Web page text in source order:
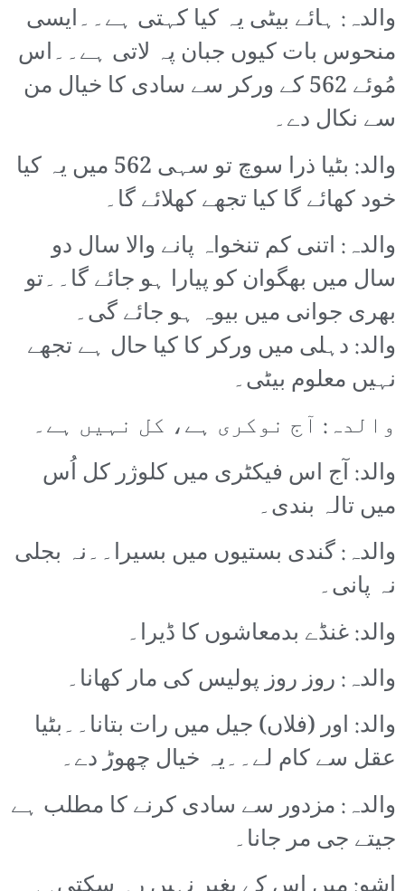
والدہ: ہائے بیٹی یہ کیا کہتی ہے۔۔ایسی
منحوس بات کیوں جبان پہ لاتی ہے۔۔اس
مُوئے 562 کے ورکر سے سادی کا خیال من
سے نکال دے۔
والد: بٹیا ذرا سوچ تو سہی 562 میں یہ کیا
خود کھائے گا کیا تجھے کھلائے گا۔
والدہ: اتنی کم تنخواہ پانے والا سال دو
سال میں بھگوان کو پیارا ہو جائے گا۔۔تو
بھری جوانی میں بیوہ ہو جائے گی۔
والد: دہلی میں ورکر کا کیا حال ہے تجھے
نہیں معلوم بیٹی۔
والدہ: آج نوکری ہے، کل نہیں ہے۔
والد: آج اس فیکٹری میں کلوژر کل اُس
میں تالہ بندی۔
والدہ: گندی بستیوں میں بسیرا۔۔نہ بجلی
نہ پانی۔
والد: غنڈے بدمعاشوں کا ڈیرا۔
والدہ: روز روز پولیس کی مار کھانا۔
والد: اور (فلاں) جیل میں رات بتانا۔۔بٹیا
عقل سے کام لے۔۔یہ خیال چھوڑ دے۔
والدہ: مزدور سے سادی کرنے کا مطلب ہے
جیتے جی مر جانا۔